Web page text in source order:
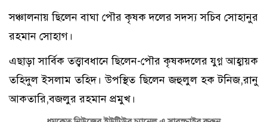
সঞ্চালনায় ছিলেন বাঘা পৌর কৃষক দলের সদস্য সচিব সোহানুর
রহমান সোহাগ।
এছাড়া সার্বিক তত্ত্বাবধানে ছিলেন-পৌর কৃষকদলের যুগ্ন আহ্বায়ক
তহিদুল ইসলাম তহিদ। উপস্থিত ছিলেন জহুলুল হক টনিজ,রানু
আকতারি,বজলুর রহমান প্রমুখ।